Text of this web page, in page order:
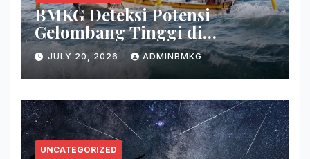
BMKG Deteksi Potensi
Gelombang Tinggi di
Persenjataan
JULY 20, 2026 ADMINBMKG
UNCATEGORIZED